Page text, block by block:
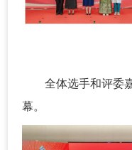
全体选手和评委
幕。